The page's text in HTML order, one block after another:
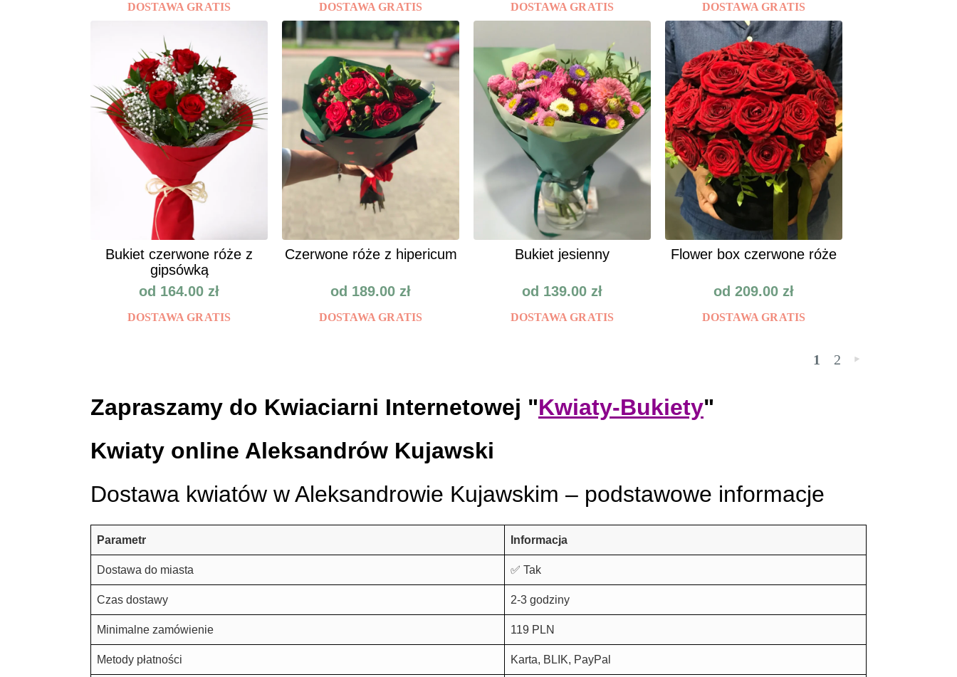
DOSTAWA GRATIS DOSTAWA GRATIS DOSTAWA GRATIS DOSTAWA GRATIS
Bukiet czerwone róże z
gipsówką
od 164.00 zł
DOSTAWA GRATIS
Сzerwone róże z hipericum
od 189.00 zł
DOSTAWA GRATIS
Bukiet jesienny
od 139.00 zł
DOSTAWA GRATIS
Flower box czerwone róże
od 209.00 zł
DOSTAWA GRATIS
1 2 »
Zapraszamy do Kwiaciarni Internetowej "Kwiaty-Bukiety"
Kwiaty online Aleksandrów Kujawski
Dostawa kwiatów w Aleksandrowie Kujawskim – podstawowe informacje
Parametr Informacja
Dostawa do miasta ✅ Tak
Czas dostawy 2-3 godziny
Minimalne zamówienie 119 PLN
Metody płatności Karta, BLIK, PayPal